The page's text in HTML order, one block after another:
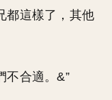
都這樣了，其他
不合適。&”